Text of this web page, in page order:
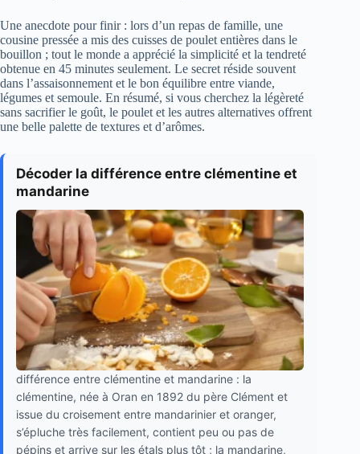
Une anecdote pour finir : lors d’un repas de famille, une
cousine pressée a mis des cuisses de poulet entières dans le
bouillon ; tout le monde a apprécié la simplicité et la tendreté
obtenue en 45 minutes seulement. Le secret réside souvent
dans l’assaisonnement et le bon équilibre entre viande,
légumes et semoule. En résumé, si vous cherchez la légèreté
sans sacrifier le goût, le poulet et les autres alternatives offrent
une belle palette de textures et d’arômes.
Décoder la différence entre clémentine et
mandarine
différence entre clémentine et mandarine : la
clémentine, née à Oran en 1892 du père Clément et
issue du croisement entre mandarinier et oranger,
s’épluche très facilement, contient peu ou pas de
pépins et arrive sur les étals plus tôt ; la mandarine,